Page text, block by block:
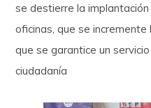
se destierre la
oficinas, que se
que se garantice un
ciudadanía